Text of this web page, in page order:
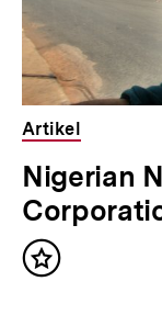
Artikel
Nigerian
Inhalt